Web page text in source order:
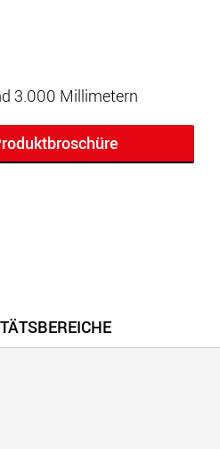
3.000 Millimetern